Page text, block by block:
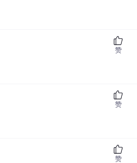
赞
赞
赞